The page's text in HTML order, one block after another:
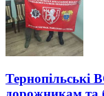
Тернопільські